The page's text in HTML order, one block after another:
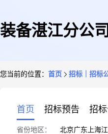
装备湛江分公
您当前的位置： 首页 招标｜招标
首页 招标预告 招
省份地区： 北京广东 上海